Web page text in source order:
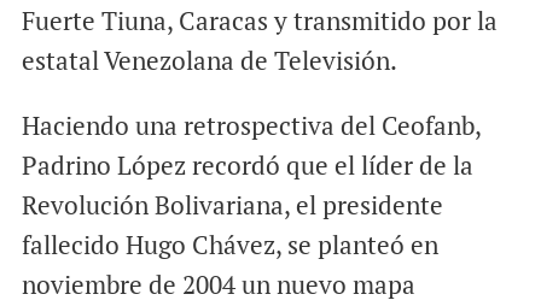
Fuerte Tiuna, Caracas y transmitido por la
estatal Venezolana de Televisión.
Haciendo una retrospectiva del Ceofanb,
Padrino López recordó que el líder de la
Revolución Bolivariana, el presidente
fallecido Hugo Chávez, se planteó en
noviembre de 2004 un nuevo mapa